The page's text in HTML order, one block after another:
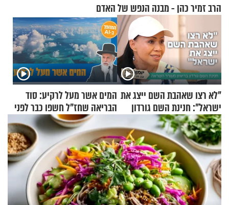
הרב זמיר כהן - מבנה הנפש של האדם
"לא רצו שאהבת השם ייצג את
ישראל": חנינת השם גורדון
בריאיון מעורר השראה
המים אשר מעל לרקיע: סוד
הבריאה שחז"ל חשפו כבר לפני
אלפי שנים